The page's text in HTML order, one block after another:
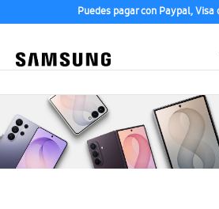
Puedes pagar con Paypal,